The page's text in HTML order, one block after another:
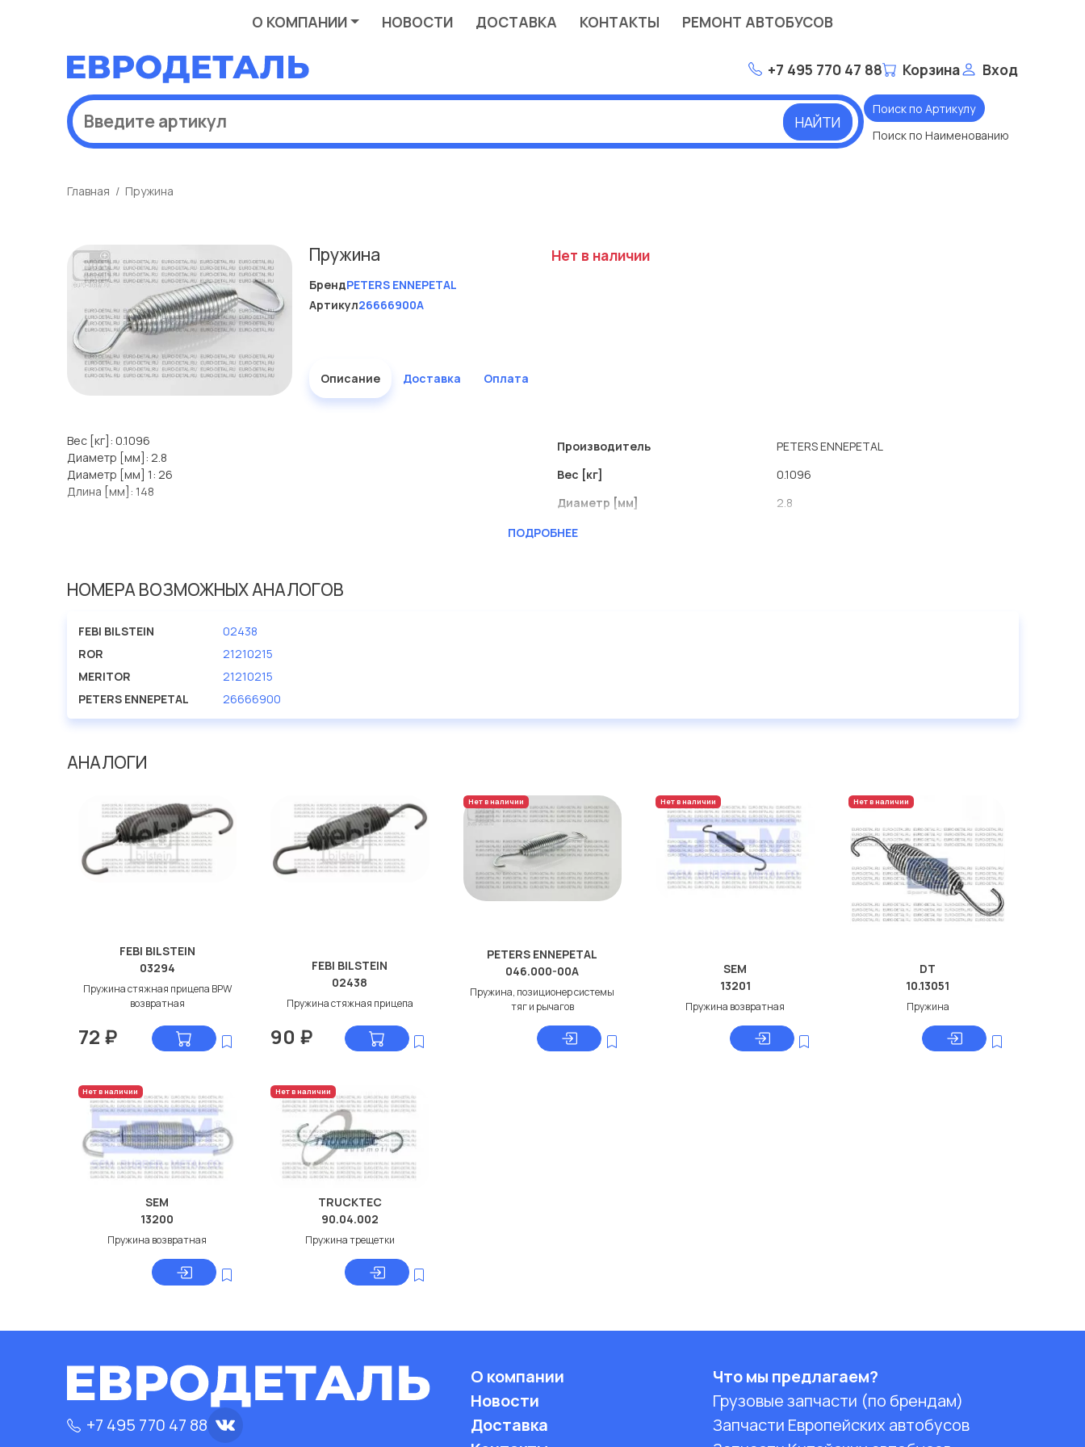
О КОМПАНИИ НОВОСТИ ДОСТАВКА КОНТАКТЫ РЕМОНТ АВТОБУСОВ
+7 495 770 47 88 Корзина Вход
НАЙТИ
Поиск по Артикулу
Поиск по Наименованию
Главная Пружина
Пружина
БрендPETERS ENNEPETAL
Артикул26666900A
Нет в наличии
Описание Доставка Оплата
Вес [кг]: 0.1096
Диаметр [мм]: 2.8
Диаметр [мм] 1: 26
Длина [мм]: 148
Производитель
PETERS ENNEPETAL
Вес [кг]
0.1096
Диаметр [мм]
2.8
Диаметр [мм] 1
ПОДРОБНЕЕ
НОМЕРА ВОЗМОЖНЫХ АНАЛОГОВ
FEBI BILSTEIN
02438
ROR
21210215
MERITOR
21210215
PETERS ENNEPETAL
26666900
АНАЛОГИ
FEBI BILSTEIN
03294
Пружина стяжная прицепа BPW
возвратная
72 ₽
FEBI BILSTEIN
02438
Пружина стяжная прицепа
90 ₽
Нет в наличии
PETERS ENNEPETAL
046.000-00A
Пружина, позиционер системы
тяг и рычагов
Нет в наличии
SEM
13201
Пружина возвратная
Нет в наличии
DT
10.13051
Пружина
Нет в наличии
SEM
13200
Пружина возвратная
Нет в наличии
TRUCKTEC
90.04.002
Пружина трещетки
+7 495 770 47 88
О компании
Новости
Доставка
Что мы предлагаем?
Грузовые запчасти (по брендам)
Запчасти Европейских автобусов